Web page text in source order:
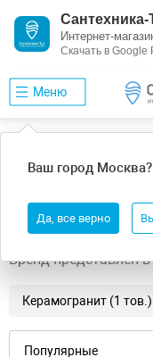
Сантехника-
Интернет-
Скачать в Google
Меню
Ваш город Москва?
Да, все верно
GlobalTile Ultra
Применить
Бренд представлен
Керамогранит (1 тов.)